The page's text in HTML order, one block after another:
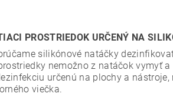
PROSTRIEDOK URČENÝ NA
silikónové natáčky
nemožno z natáčok vymyť a
určenú na plochy a nástroje,
viečka.